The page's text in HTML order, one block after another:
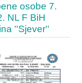
osobe 7.
NL F BiH
''Sjever''